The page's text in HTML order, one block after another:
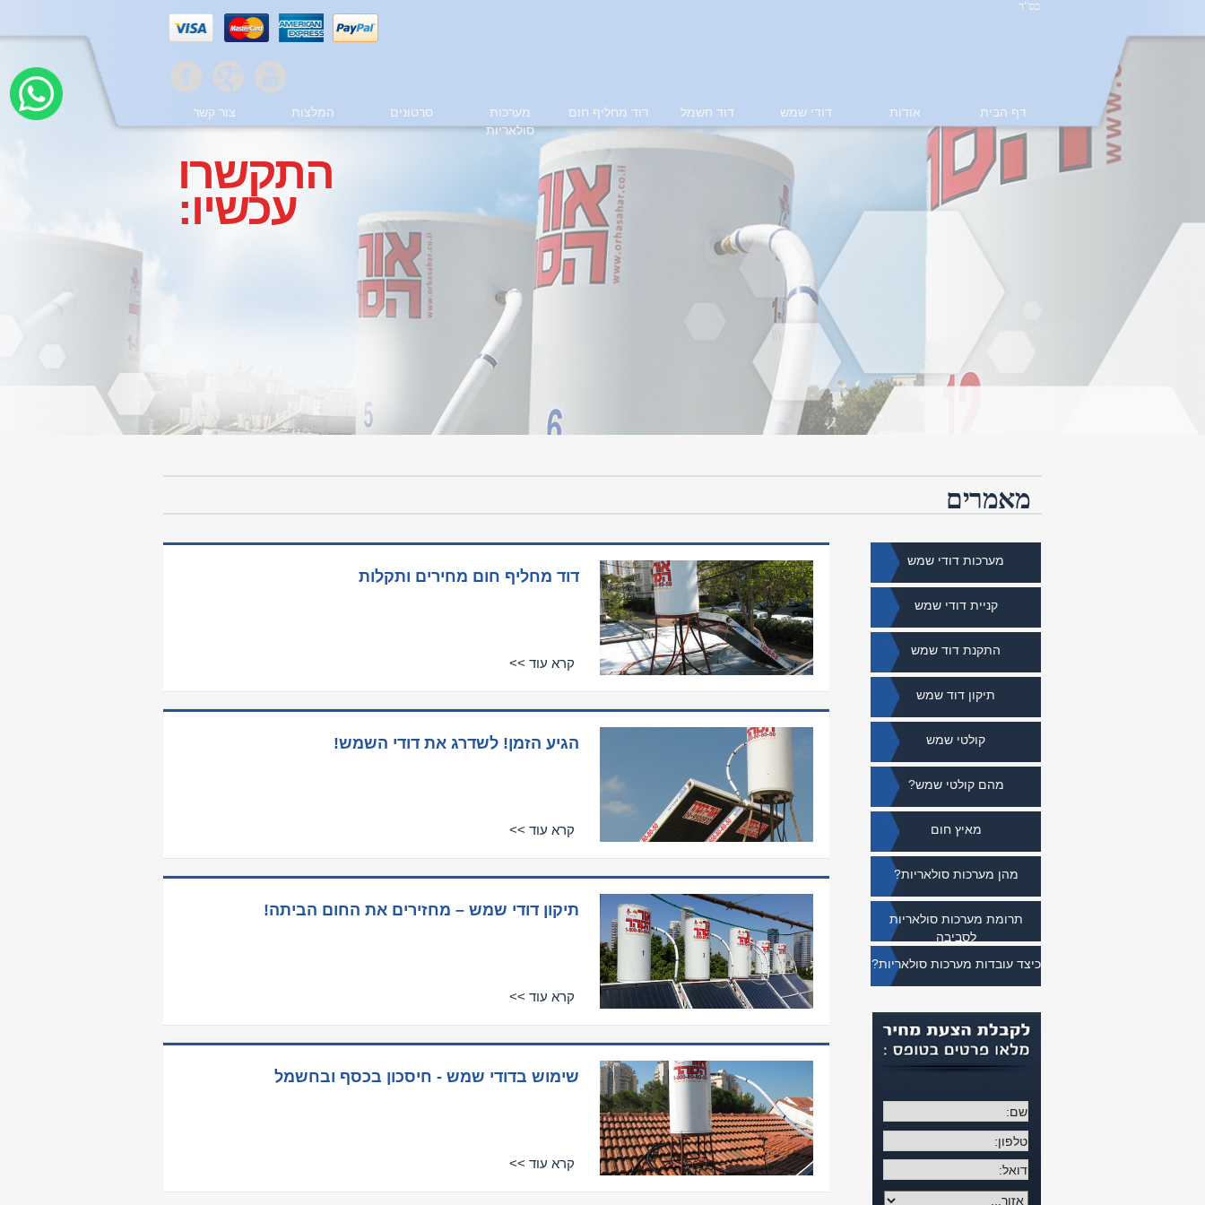
דף הבית אודות דודי שמש דוד חשמל דוד מחליף חום
מערכות
סולאריות
סרטונים המלצות צור קשר
בס"ד
התקשרו
עכשיו:
מאמרים
מהן מערכות סולאריות?
תרומת מערכות סולאריות
לסביבה
כיצד עובדות מערכות סולאריות?
דוד מחליף חום מחירים ותקלות
קרא עוד >>
הגיע הזמן! לשדרג את דודי השמש!
קרא עוד >>
תיקון דודי שמש – מחזירים את החום הביתה!
קרא עוד >>
שימוש בדודי שמש - חיסכון בכסף ובחשמל
קרא עוד >>
מערכות דודי שמש
קניית דודי שמש
התקנת דוד שמש
תיקון דוד שמש
קולטי שמש
מהם קולטי שמש?
מאיץ חום